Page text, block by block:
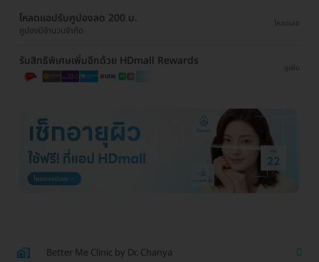
โหลดแอปรับคูปองลด 200 บ.
คูปองมีจำนวนจำกัด
โหลดเลย
รับสิทธิพิเศษเพิ่มอีกด้วย HDmall Rewards
ดูเพิ่ม
Better Me Clinic by Dr. Chanya